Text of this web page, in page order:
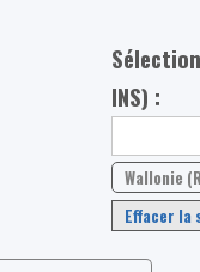
INS) :
Wallonie
Effacer la